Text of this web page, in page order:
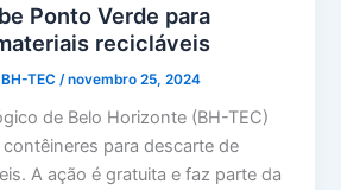
Ponto Verde para
recicláveis
TEC /novembro 25, 2024
de Belo Horizonte (BH-TEC)
para descarte de
A ação é gratuita e faz parte da